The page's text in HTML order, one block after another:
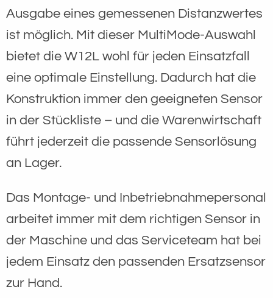
Ausgabe eines gemessenen Distanzwertes
ist möglich. Mit dieser MultiMode-Auswahl
bietet die W12L wohl für jeden Einsatzfall
eine optimale Einstellung. Dadurch hat die
Konstruktion immer den geeigneten Sensor
in der Stückliste – und die Warenwirtschaft
führt jederzeit die passende Sensorlösung
an Lager.
Das Montage- und Inbetriebnahmepersonal
arbeitet immer mit dem richtigen Sensor in
der Maschine und das Serviceteam hat bei
jedem Einsatz den passenden Ersatzsensor
zur Hand.